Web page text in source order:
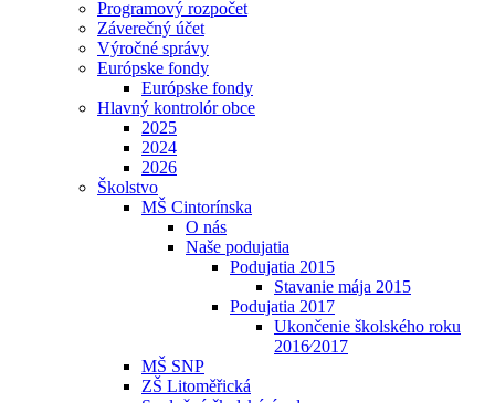
Programový rozpočet
Záverečný účet
Výročné správy
Európske fondy
Európske fondy
Hlavný kontrolór obce
2025
2024
2026
Školstvo
MŠ Cintorínska
O nás
Naše podujatia
Podujatia 2015
Stavanie mája 2015
Podujatia 2017
Ukončenie školského roku
2016⁄2017
MŠ SNP
ZŠ Litoměřická